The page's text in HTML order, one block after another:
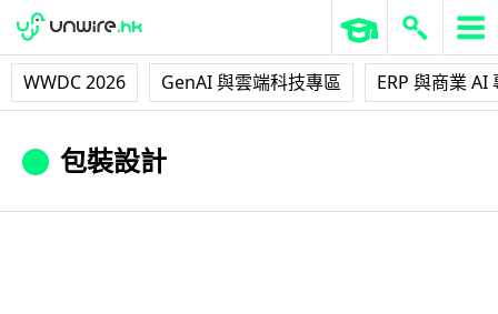
WWDC 2026 GenAI 與雲端科技專區 ERP 與商業 AI
包裝設計